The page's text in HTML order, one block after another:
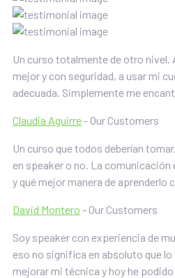
Un curso totalmente de otro nivel.
mejor y con seguridad, a usar mi
adecuada. Simplemente me
Claudia Aguirre- Our Customers
Un curso que todos deberían
en speaker o no. La
y qué mejor manera de aprenderlo
David Montero - Our Customers
Soy speaker con experiencia de
eso no significa en absoluto que lo
mejorar mi técnica y hoy he